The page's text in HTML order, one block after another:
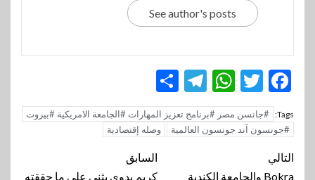
See author's posts
Facebook
Twitter
WhatsApp
Telegram
Tags:
#جانسن مصر #برنامج تعزيز المهارات #الجامعة الامريكية #بيروت
#جونسون آند جونسون العالمية
وصله إقتصادية
تنقل
السابق
كريم بدوي يثنى على ما حققته
التالي
Bokra والجامعة الكندية